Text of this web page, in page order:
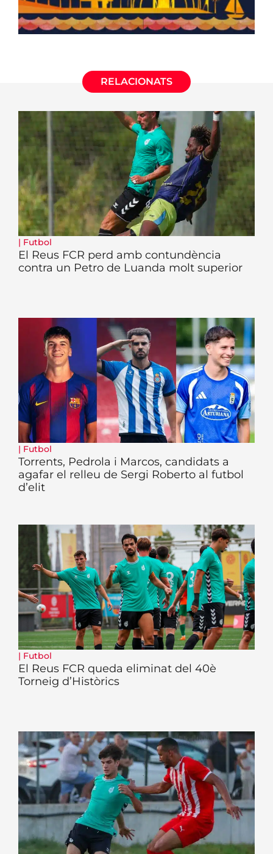
RELACIONATS
| Futbol
El Reus FCR perd amb contundència
contra un Petro de Luanda molt superior
| Futbol
Torrents, Pedrola i Marcos, candidats a
agafar el relleu de Sergi Roberto al futbol
d’elit
| Futbol
El Reus FCR queda eliminat del 40è
Torneig d’Històrics